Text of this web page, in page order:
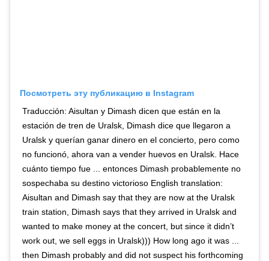
Посмотреть эту публикацию в Instagram
Traducción: Aisultan y Dimash dicen que están en la
estación de tren de Uralsk, Dimash dice que llegaron a
Uralsk y querían ganar dinero en el concierto, pero como
no funcionó, ahora van a vender huevos en Uralsk. Hace
cuánto tiempo fue ... entonces Dimash probablemente no
sospechaba su destino victorioso English translation:
Aisultan and Dimash say that they are now at the Uralsk
train station, Dimash says that they arrived in Uralsk and
wanted to make money at the concert, but since it didn’t
work out, we sell eggs in Uralsk))) How long ago it was ...
then Dimash probably and did not suspect his forthcoming